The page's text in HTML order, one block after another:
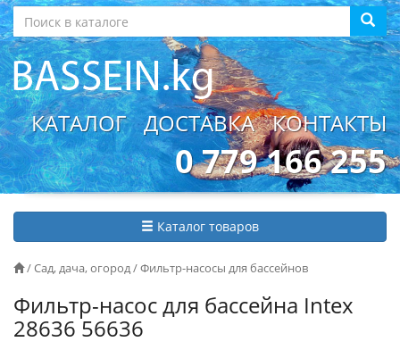
КАТАЛОГ ДОСТАВКА КОНТАКТЫ
0 779 166 255
Каталог товаров
/Сад, дача, огород/Фильтр-насосы для бассейнов
Фильтр-насос для бассейна Intex
28636 56636